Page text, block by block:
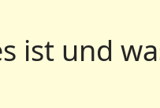
ist und